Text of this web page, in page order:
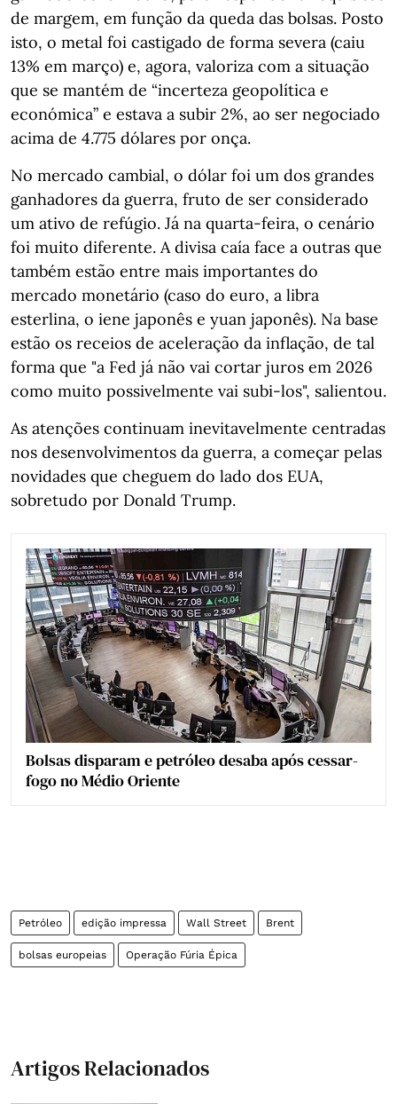
de margem, em função da queda das bolsas. Posto
isto, o metal foi castigado de forma severa (caiu
13% em março) e, agora, valoriza com a situação
que se mantém de “incerteza geopolítica e
económica” e estava a subir 2%, ao ser negociado
acima de 4.775 dólares por onça.
No mercado cambial, o dólar foi um dos grandes
ganhadores da guerra, fruto de ser considerado
um ativo de refúgio. Já na quarta-feira, o cenário
foi muito diferente. A divisa caía face a outras que
também estão entre mais importantes do
mercado monetário (caso do euro, a libra
esterlina, o iene japonês e yuan japonês). Na base
estão os receios de aceleração da inflação, de tal
forma que "a Fed já não vai cortar juros em 2026
como muito possivelmente vai subi-los", salientou.
As atenções continuam inevitavelmente centradas
nos desenvolvimentos da guerra, a começar pelas
novidades que cheguem do lado dos EUA,
sobretudo por Donald Trump.
Bolsas disparam e petróleo desaba após cessar-
fogo no Médio Oriente
Petróleo edição impressa Wall Street Brent
bolsas europeias Operação Fúria Épica
Artigos Relacionados